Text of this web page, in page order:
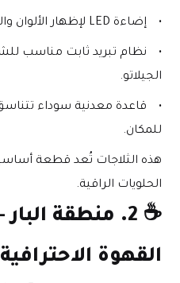
إضاءة LED لإظهار الألوان والطبقات.
الجيلاتو.
للمكان.
الحلويات الراقية.
☕
القهوة الاحترافية